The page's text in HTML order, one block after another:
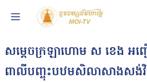
សម្ដេចក្រឡាហោម ស ខេង អញ្
ពាលីបញ្ចុះបឋមសិលាសាងសង់វិ